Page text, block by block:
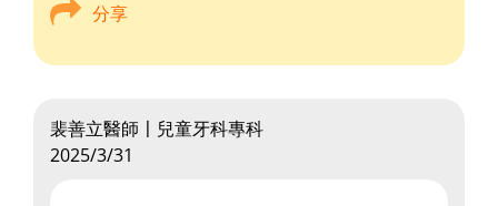
分享
裴善立醫師〡兒童牙科專科
2025/3/31